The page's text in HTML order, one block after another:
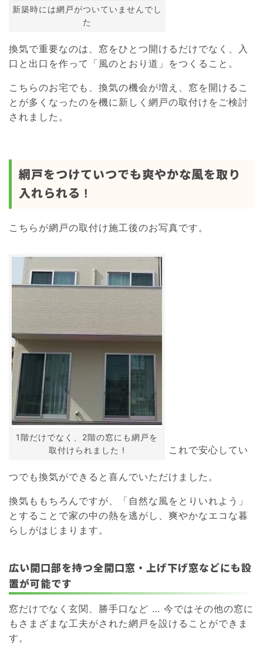
新築時には網戸がついていませんでし
た
換気で重要なのは、窓をひとつ開けるだけでなく、入
口と出口を作って「風のとおり道」をつくること。
こちらのお宅でも、換気の機会が増え、窓を開けるこ
とが多くなったのを機に新しく網戸の取付けをご検討
されました。
網戸をつけていつでも爽やかな風を取り
入れられる !
こちらが網戸の取付け施工後のお写真です。
1階だけでなく、2階の窓にも網戸を
取付けられました !
これで安心してい
つでも換気ができると喜んでいただけました。
換気ももちろんですが、「自然な風をとりいれよう」
とすることで家の中の熱を逃がし、爽やかなエコな暮
らしがはじまります。
広い開口部を持つ全開口窓・上げ下げ窓などにも設
置が可能です
窓だけでなく玄関、勝手口など … 今ではその他の窓に
もさまざまな工夫がされた網戸を設けることができま
す。